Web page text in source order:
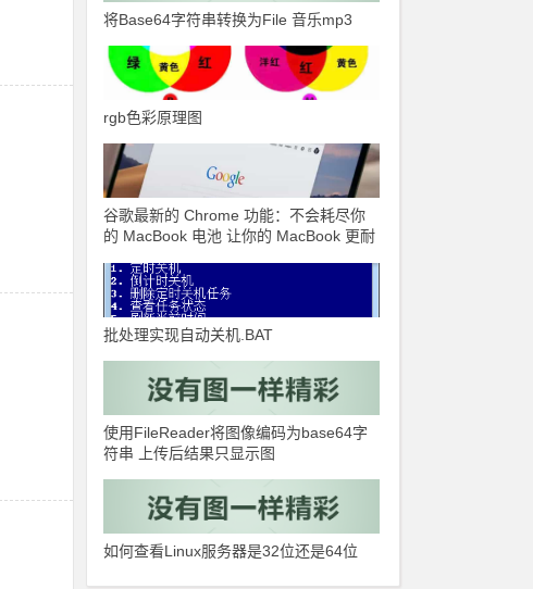
将Base64字符串转换为File 音乐mp3
rgb色彩原理图
谷歌最新的 Chrome 功能：不会耗尽你
的 MacBook 电池 让你的 MacBook 更耐
批处理实现自动关机.BAT
使用FileReader将图像编码为base64字
符串 上传后结果只显示图
如何查看Linux服务器是32位还是64位